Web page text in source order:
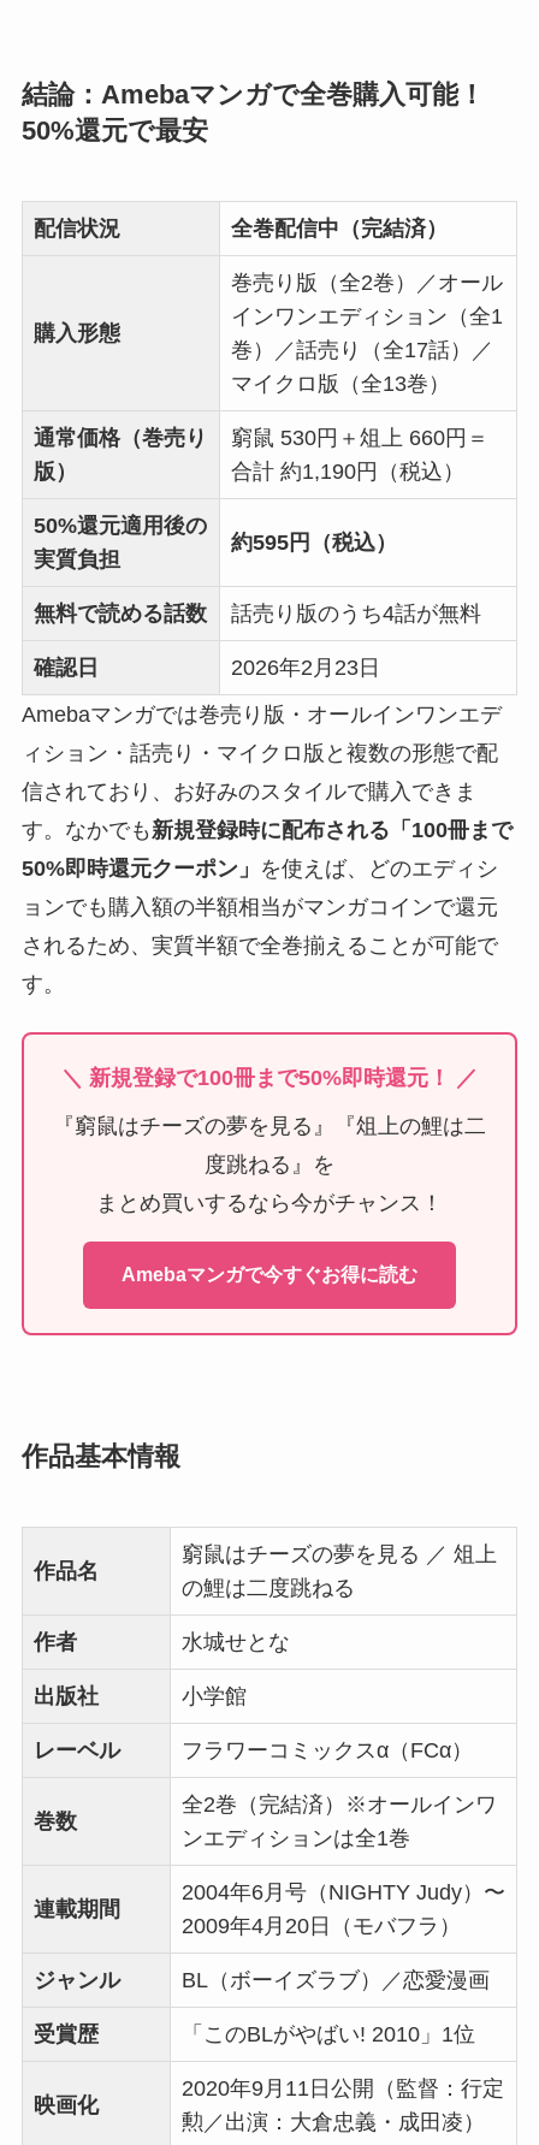
結論：Amebaマンガで全巻購入可能！
50%還元で最安
配信状況 全巻配信中（完結済）
購入形態
巻売り版（全2巻）／オール
インワンエディション（全1
巻）／話売り（全17話）／
マイクロ版（全13巻）
通常価格（巻売り
版）
窮鼠 530円＋俎上 660円＝
合計 約1,190円（税込）
50%還元適用後の
実質負担
約595円（税込）
無料で読める話数 話売り版のうち4話が無料
確認日
2026年2月23日
Amebaマンガでは巻売り版・オールインワンエデ
ィション・話売り・マイクロ版と複数の形態で配
信されており、お好みのスタイルで購入できま
す。なかでも 新規登録時に配布される「100冊まで
50%即時還元クーポン」 を使えば、どのエディシ
ョンでも購入額の半額相当がマンガコインで還元
されるため、実質半額で全巻揃えることが可能で
す。
＼ 新規登録で100冊まで50%即時還元！ ／
『窮鼠はチーズの夢を見る』『俎上の鯉は二
度跳ねる』を
まとめ買いするなら今がチャンス！
Amebaマンガで今すぐお得に読む
作品基本情報
作品名
窮鼠はチーズの夢を見る ／ 俎上
の鯉は二度跳ねる
作者 水城せとな
出版社 小学館
レーベル フラワーコミックスα（FCα）
巻数
全2巻（完結済）※オールインワ
ンエディションは全1巻
連載期間
2004年6月号（NIGHTY Judy）〜
2009年4月20日（モバフラ）
ジャンル BL（ボーイズラブ）／恋愛漫画
受賞歴 「このBLがやばい! 2010」1位
映画化
2020年9月11日公開（監督：行定
勲／出演：大倉忠義・成田凌）